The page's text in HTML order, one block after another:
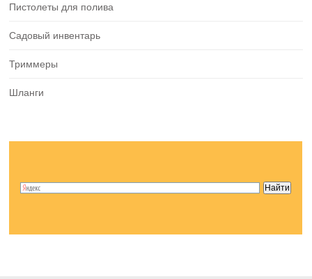
Пистолеты для полива
Садовый инвентарь
Триммеры
Шланги